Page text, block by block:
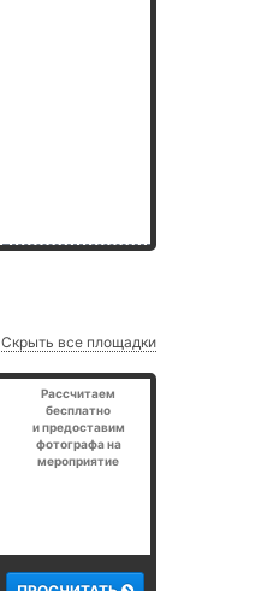
Скрыть все площадки
Рассчитаем
бесплатно
и предоставим
фотографа на
мероприятие